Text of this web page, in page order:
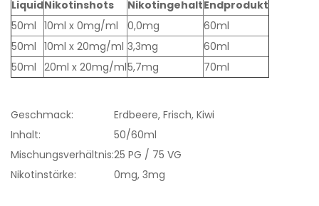
LiquidNikotinshots NikotingehaltEndprodukt
50ml 10ml x 0mg/ml 0,0mg
60ml
50ml 10ml x 20mg/ml 3,3mg
60ml
50ml 20ml x 20mg/ml5,7mg 70ml
Geschmack:
Erdbeere, Frisch, Kiwi
Inhalt:
50/60ml
Mischungsverhältnis:25 PG / 75 VG
Nikotinstärke:
0mg, 3mg